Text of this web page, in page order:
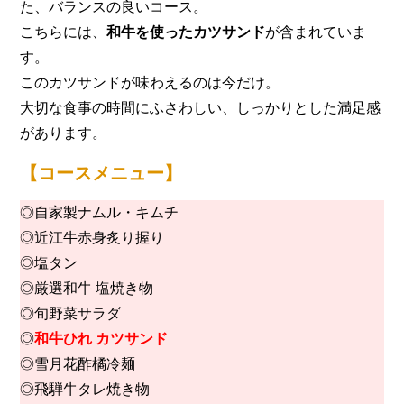
た、バランスの良いコース。
こちらには、 和牛を使ったカツサンドが含まれていま
す。
このカツサンドが味わえるのは今だけ。
大切な食事の時間にふさわしい、しっかりとした満足感
があります。
【コースメニュー】
◎自家製ナムル・キムチ
◎近江牛赤身炙り握り
◎塩タン
◎厳選和牛 塩焼き物
◎旬野菜サラダ
◎和牛ひれ カツサンド
◎雪月花酢橘冷麺
◎飛騨牛タレ焼き物